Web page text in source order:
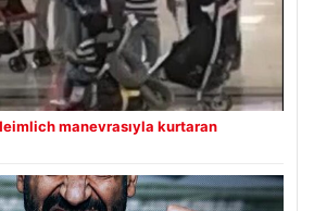
manevrasıyla kurtaran